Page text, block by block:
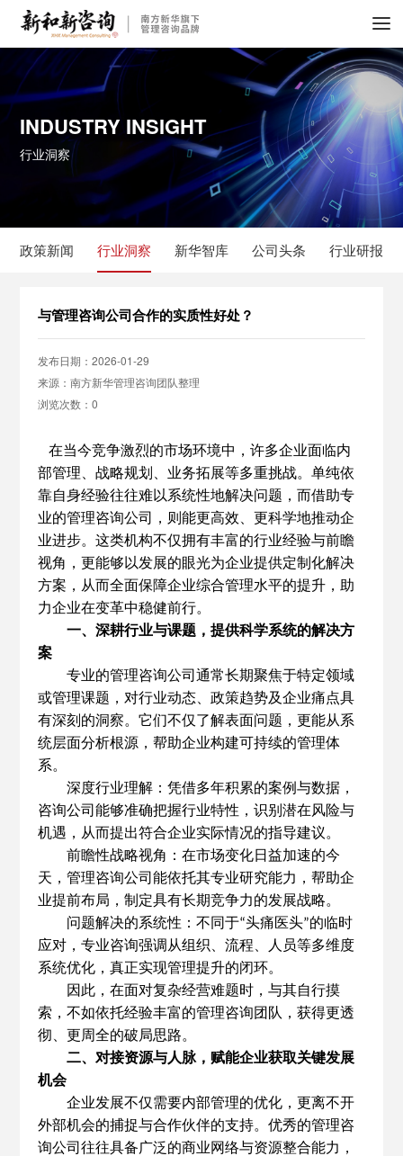
INDUSTRY INSIGHT
行业洞察
政策新闻 行业洞察 新华智库 公司头条 行业研报
与管理咨询公司合作的实质性好处？
发布日期：2026-01-29
来源：南方新华管理咨询团队整理
浏览次数：0
在当今竞争激烈的市场环境中，许多企业面临内
部管理、战略规划、业务拓展等多重挑战。单纯依
靠自身经验往往难以系统性地解决问题，而借助专
业的管理咨询公司，则能更高效、更科学地推动企
业进步。这类机构不仅拥有丰富的行业经验与前瞻
视角，更能够以发展的眼光为企业提供定制化解决
方案，从而全面保障企业综合管理水平的提升，助
力企业在变革中稳健前行。
一、深耕行业与课题，提供科学系统的解决方
案
专业的管理咨询公司通常长期聚焦于特定领域
或管理课题，对行业动态、政策趋势及企业痛点具
有深刻的洞察。它们不仅了解表面问题，更能从系
统层面分析根源，帮助企业构建可持续的管理体
系。
深度行业理解：凭借多年积累的案例与数据，
咨询公司能够准确把握行业特性，识别潜在风险与
机遇，从而提出符合企业实际情况的指导建议。
前瞻性战略视角：在市场变化日益加速的今
天，管理咨询公司能依托其专业研究能力，帮助企
业提前布局，制定具有长期竞争力的发展战略。
问题解决的系统性：不同于“头痛医头”的临时
应对，专业咨询强调从组织、流程、人员等多维度
系统优化，真正实现管理提升的闭环。
因此，在面对复杂经营难题时，与其自行摸
索，不如依托经验丰富的管理咨询团队，获得更透
彻、更周全的破局思路。
二、对接资源与人脉，赋能企业获取关键发展
机会
企业发展不仅需要内部管理的优化，更离不开
外部机会的捕捉与合作伙伴的支持。优秀的管理咨
询公司往往具备广泛的商业网络与资源整合能力，